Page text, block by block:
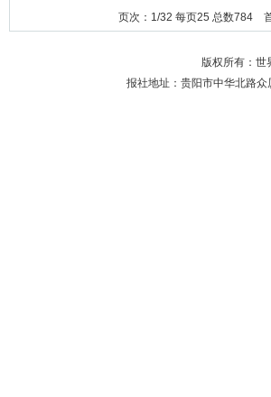
页次：1/32 每页25 总数784
版权所有：世
报社地址：贵阳市中华北路